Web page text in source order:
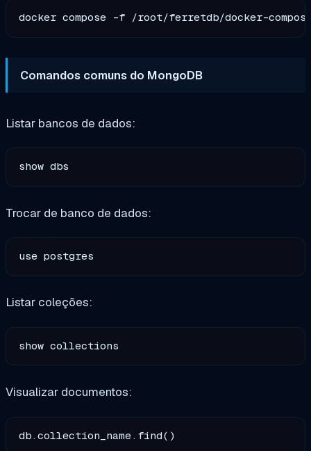
Comandos comuns do MongoDB
Listar bancos de dados:
Trocar de banco de dados:
Listar coleções:
Visualizar documentos: